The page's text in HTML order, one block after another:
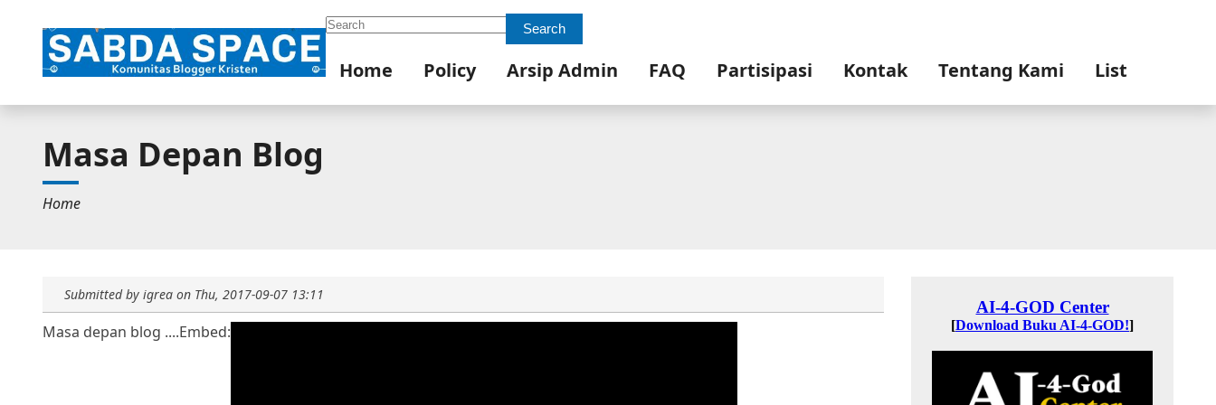
Search Search
Home Policy Arsip Admin FAQ Partisipasi Kontak Tentang Kami List
Masa Depan Blog
Home
Submitted by igrea on Thu, 2017-09-07 13:11
Masa depan blog ....Embed: